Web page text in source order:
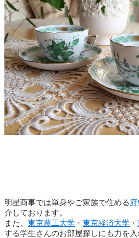
明星商事では単身やご家族で住める
介しております。
また、 東京農工大学 ・ 東京経済大学 ・
する学生さんのお部屋探しにも力を